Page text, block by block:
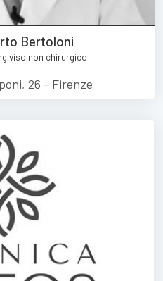
Bertoloni
viso non chirurgico
26 - Firenze